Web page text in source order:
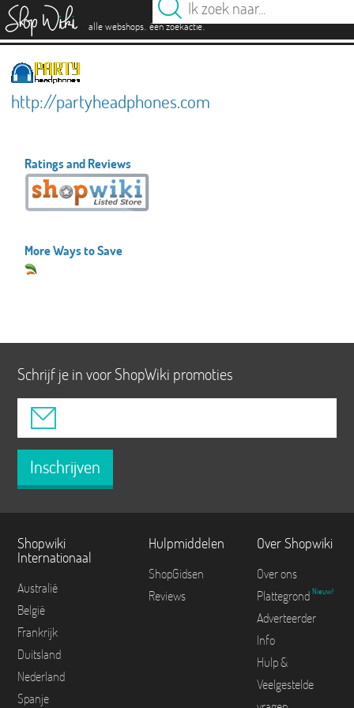
alle webshops. één zoekactie.
http://partyheadphones.com
Ratings and Reviews
More Ways to Save
Schrijf je in voor ShopWiki promoties
Inschrijven
Shopwiki
Internationaal
Australië
België
Frankrijk
Duitsland
Nederland
Spanje
Hulpmiddelen
ShopGidsen
Reviews
Over Shopwiki
Over ons
Plattegrond Nieuw!
Adverteerder
Info
Hulp &
Veelgestelde